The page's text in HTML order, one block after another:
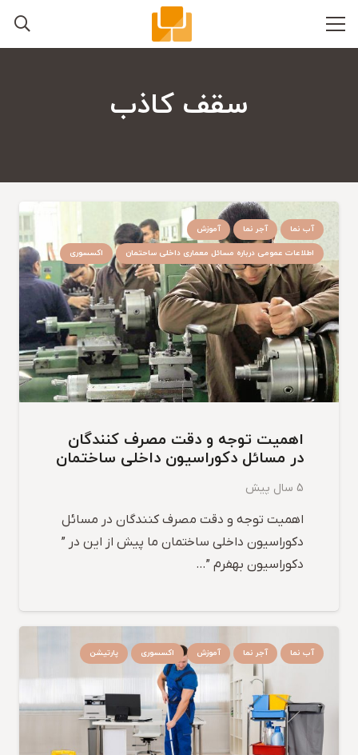
سقف کاذب
آب نما آجر نما
آموزش
اطلاعات عمومی درباره مسائل معماری داخلی ساحتمان
اکسسوری
اهمیت توجه و دقت مصرف کنندگان
در مسائل دکوراسیون داخلی ساختمان
5 سال پیش
اهمیت توجه و دقت مصرف کنندگان در مسائل
دکوراسیون داخلی ساختمان ما پیش از این در ”
دکوراسیون بهفرم ”…
آب نما آجر نما آموزش اکسسوری پارتیشن